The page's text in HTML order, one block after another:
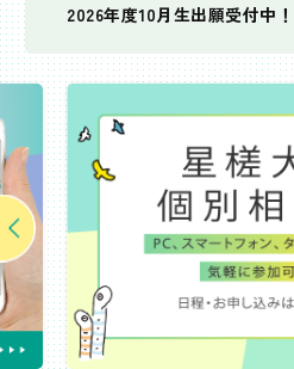
2026年度10月生出願受付中！